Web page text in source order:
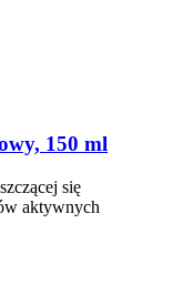
150 ml
się
aktywnych